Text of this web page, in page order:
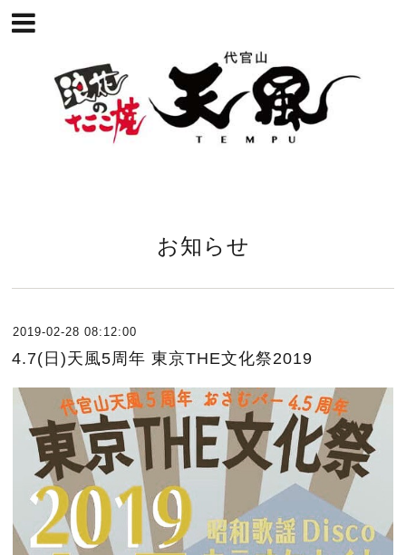
お知らせ
2019-02-28 08:12:00
4.7(日)天風5周年 東京THE文化祭2019